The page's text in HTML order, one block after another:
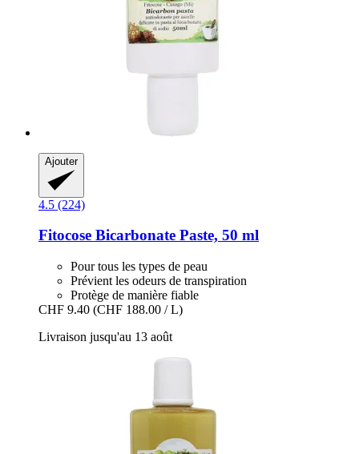
Ajouter
4.5 (224)
Fitocose Bicarbonate Paste, 50 ml
Pour tous les types de peau
Prévient les odeurs de transpiration
Protège de manière fiable
CHF 9.40 (CHF 188.00 / L)
Livraison jusqu'au 13 août